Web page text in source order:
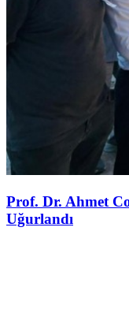
Prof. Dr. Ahmet
Uğurlandı